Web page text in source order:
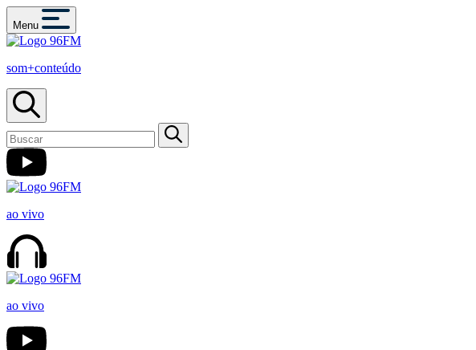
Menu
som+conteúdo
ao vivo
ao vivo